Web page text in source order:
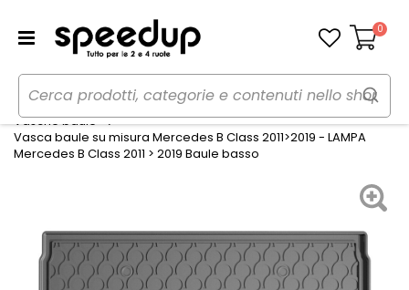
Carrello
0
Home Auto
Accessori interni e comfort
Vasche baule
Vasca baule su misura Mercedes B Class 2011>2019 - LAMPA
Mercedes B Class 2011 > 2019 Baule basso